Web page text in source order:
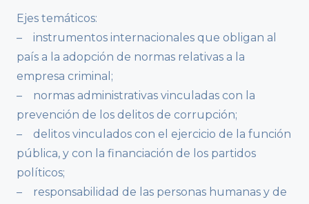
Ejes temáticos:
– instrumentos internacionales que obligan al
país a la adopción de normas relativas a la
empresa criminal;
– normas administrativas vinculadas con la
prevención de los delitos de corrupción;
– delitos vinculados con el ejercicio de la función
pública, y con la financiación de los partidos
políticos;
– responsabilidad de las personas humanas y de